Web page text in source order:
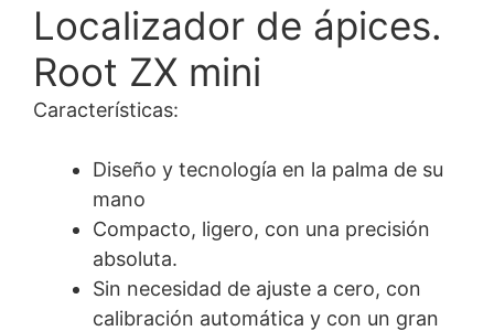
Localizador de ápices.
Root ZX mini
Características:
Diseño y tecnología en la palma de su
mano
Compacto, ligero, con una precisión
absoluta.
Sin necesidad de ajuste a cero, con
calibración automática y con un gran